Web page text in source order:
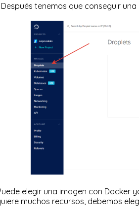
Después tenemos que conseguir
elegir una imagen con
muchos recursos, debemos